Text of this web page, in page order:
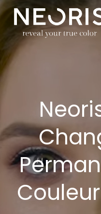
Zum
Inhalt
springen